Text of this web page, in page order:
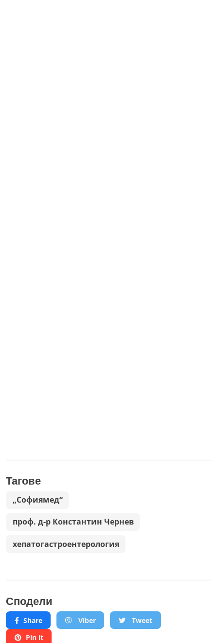
Тагове
„Софиямед“
проф. д-р Константин Чернев
хепатогастроентерология
Сподели
Share Viber
Tweet
Pin it